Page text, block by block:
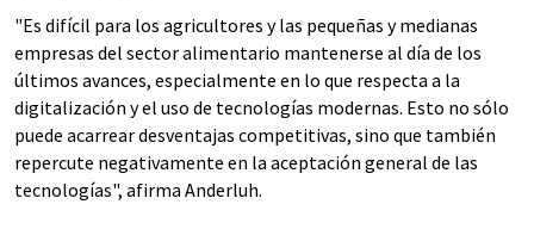
"Es difícil para los agricultores y las pequeñas y medianas
empresas del sector alimentario mantenerse al día de los
últimos avances, especialmente en lo que respecta a la
digitalización y el uso de tecnologías modernas. Esto no sólo
puede acarrear desventajas competitivas, sino que también
repercute negativamente en la aceptación general de las
tecnologías", afirma Anderluh.